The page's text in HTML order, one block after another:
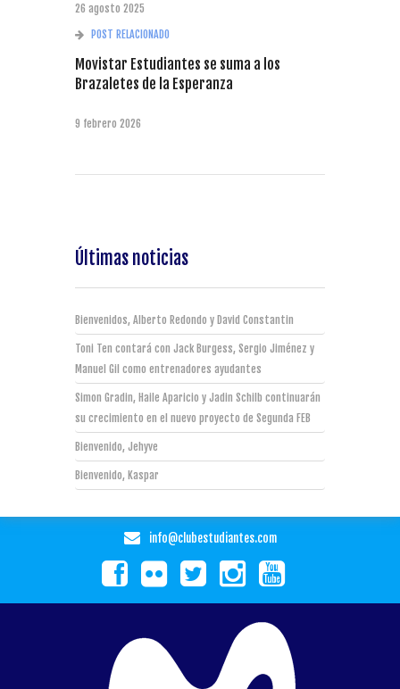
26 agosto 2025
POST RELACIONADO
Movistar Estudiantes se suma a los
Brazaletes de la Esperanza
9 febrero 2026
Últimas noticias
Bienvenidos, Alberto Redondo y David Constantin
Toni Ten contará con Jack Burgess, Sergio Jiménez y
Manuel Gil como entrenadores ayudantes
Simon Gradin, Haile Aparicio y Jadin Schilb continuarán
su crecimiento en el nuevo proyecto de Segunda FEB
Bienvenido, Jehyve
Bienvenido, Kaspar
info@clubestudiantes.com